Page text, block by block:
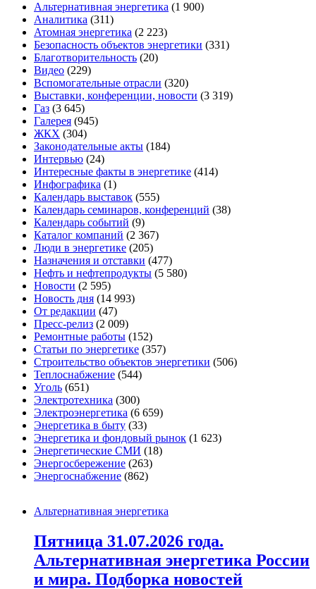
Альтернативная энергетика (1 900)
Аналитика (311)
Атомная энергетика (2 223)
Безопасность объектов энергетики (331)
Благотворительность (20)
Видео (229)
Вспомогательные отрасли (320)
Выставки, конференции, новости (3 319)
Газ (3 645)
Галерея (945)
ЖКХ (304)
Законодательные акты (184)
Интервью (24)
Интересные факты в энергетике (414)
Инфографика (1)
Календарь выставок (555)
Календарь семинаров, конференций (38)
Календарь событий (9)
Каталог компаний (2 367)
Люди в энергетике (205)
Назначения и отставки (477)
Нефть и нефтепродукты (5 580)
Новости (2 595)
Новость дня (14 993)
От редакции (47)
Пресс-релиз (2 009)
Ремонтные работы (152)
Статьи по энергетике (357)
Строительство объектов энергетики (506)
Теплоснабжение (544)
Уголь (651)
Электротехника (300)
Электроэнергетика (6 659)
Энергетика в быту (33)
Энергетика и фондовый рынок (1 623)
Энергетические СМИ (18)
Энергосбережение (263)
Энергоснабжение (862)
Альтернативная энергетика
Пятница 31.07.2026 года.
Альтернативная энергетика России
и мира. Подборка новостей